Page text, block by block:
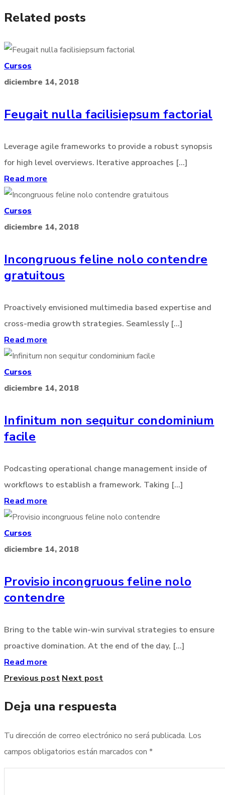
Related posts
Cursos
diciembre 14, 2018
Feugait nulla facilisiepsum factorial
Leverage agile frameworks to provide a robust synopsis
for high level overviews. Iterative approaches [...]
Read more
Cursos
diciembre 14, 2018
Incongruous feline nolo contendre
gratuitous
Proactively envisioned multimedia based expertise and
cross-media growth strategies. Seamlessly [...]
Read more
Cursos
diciembre 14, 2018
Infinitum non sequitur condominium
facile
Podcasting operational change management inside of
workflows to establish a framework. Taking [...]
Read more
Cursos
diciembre 14, 2018
Provisio incongruous feline nolo
contendre
Bring to the table win-win survival strategies to ensure
proactive domination. At the end of the day, [...]
Read more
Previous post Next post
Deja una respuesta
Tu dirección de correo electrónico no será publicada. Los
campos obligatorios están marcados con *